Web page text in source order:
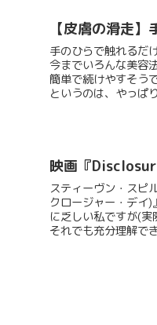
【皮膚の滑走
手のひらで触れるだ
今までいろんな美容
簡単で続けやすそう
というのは、やっぱ
映画『
スティーヴン・スピ
クロージャー・デイ
に乏しい私ですが(実
それでも充分理解で